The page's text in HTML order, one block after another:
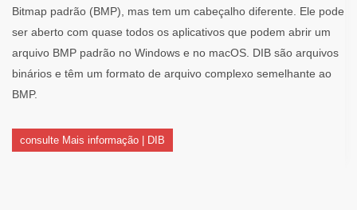
Bitmap padrão (BMP), mas tem um cabeçalho diferente. Ele pode
ser aberto com quase todos os aplicativos que podem abrir um
arquivo BMP padrão no Windows e no macOS. DIB são arquivos
binários e têm um formato de arquivo complexo semelhante ao
BMP.
consulte Mais informação | DIB